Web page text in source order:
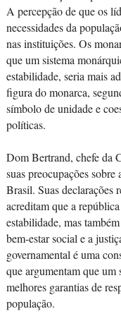
A percepção de que os
necessidades da
nas instituições. Os
que um sistema
estabilidade, seria mais
figura do monarca,
símbolo de unidade e
políticas.
Dom Bertrand, chefe da
suas preocupações
Brasil. Suas declarações
acreditam que a
estabilidade, mas
bem-estar social e a
governamental é uma
que argumentam que um
melhores garantias de
população.